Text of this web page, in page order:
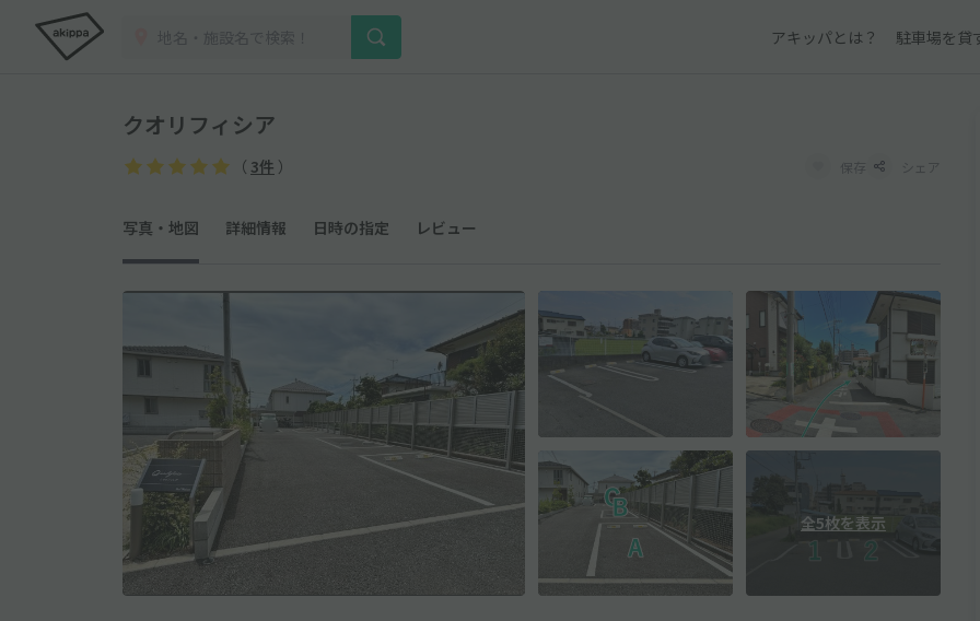
アキッパとは？ 駐車場を貸
クオリフィシア
（ 3件 ） 保存 シェア
写真・地図 詳細情報 日時の指定 レビュー
全5枚を表示